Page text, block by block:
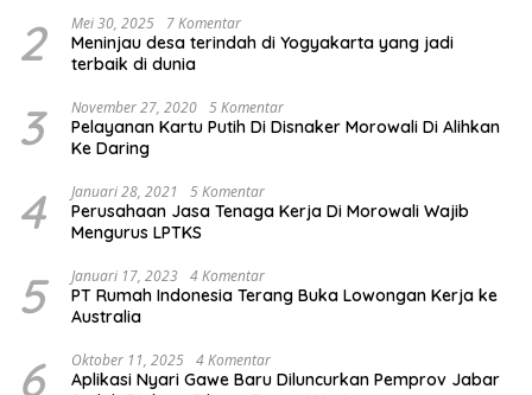
2 Mei 30, 2025 7 Komentar
Meninjau desa terindah di Yogyakarta yang jadi
terbaik di dunia
3 November 27, 2020 5 Komentar
Pelayanan Kartu Putih Di Disnaker Morowali Di Alihkan
Ke Daring
4 Januari 28, 2021 5 Komentar
Perusahaan Jasa Tenaga Kerja Di Morowali Wajib
Mengurus LPTKS
5 Januari 17, 2023 4 Komentar
PT Rumah Indonesia Terang Buka Lowongan Kerja ke
Australia
6 Oktober 11, 2025 4 Komentar
Aplikasi Nyari Gawe Baru Diluncurkan Pemprov Jabar